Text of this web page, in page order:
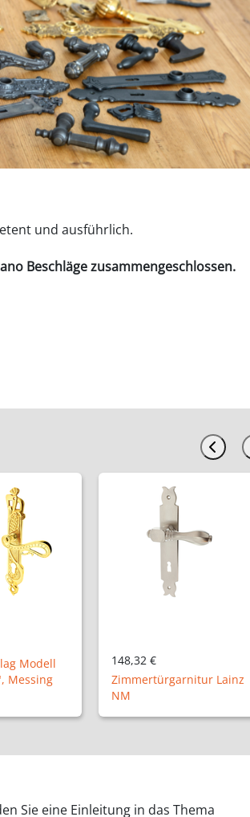
und ausführlich.
Beschlägezusammengeschlossen.
Lainz
31,98 €
Vollolive "Hannover P"
Sie eine Einleitung in das Thema